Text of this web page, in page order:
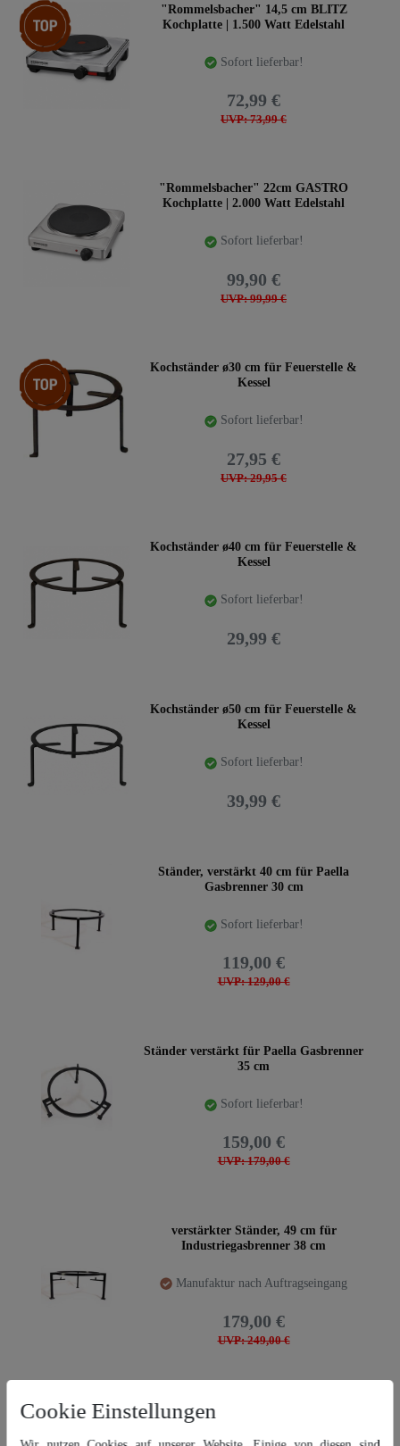
Top-Artikel
"Rommelsbacher" 14,5 cm BLITZ
Kochplatte | 1.500 Watt Edelstahl
Sofort lieferbar!
UVP: 73,99 €
72,99 €
"Rommelsbacher" 22cm GASTRO
Kochplatte | 2.000 Watt Edelstahl
Sofort lieferbar!
UVP: 99,99 €
99,90 €
Top-Artikel
Kochständer ø30 cm für Feuerstelle &
Kessel
Sofort lieferbar!
UVP: 29,95 €
27,95 €
Kochständer ø40 cm für Feuerstelle &
Kessel
Sofort lieferbar!
29,99 €
Kochständer ø50 cm für Feuerstelle &
Kessel
Sofort lieferbar!
39,99 €
Ständer, verstärkt 40 cm für Paella
Gasbrenner 30 cm
Sofort lieferbar!
UVP: 129,00 €
119,00 €
Ständer verstärkt für Paella Gasbrenner
35 cm
Sofort lieferbar!
UVP: 179,00 €
159,00 €
verstärkter Ständer, 49 cm für
Industriegasbrenner 38 cm
Manufaktur nach Auftragseingang
UVP: 249,00 €
179,00 €
Ständer XXL, verstärkt 74 cm für Vaello
Indoorgasbrenner 60 cm
Cookie Einstellungen